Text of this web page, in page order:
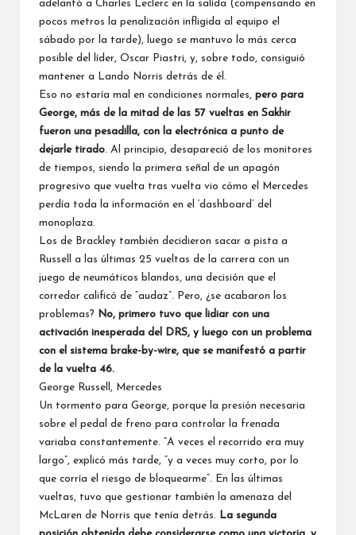
adelantó a Charles Leclerc en la salida (compensando en
pocos metros la penalización infligida al equipo el
sábado por la tarde), luego se mantuvo lo más cerca
posible del líder, Oscar Piastri, y, sobre todo, consiguió
mantener a Lando Norris detrás de él.
Eso no estaría mal en condiciones normales, pero para
George, más de la mitad de las 57 vueltas en Sakhir
fueron una pesadilla, con la electrónica a punto de
dejarle tirado. Al principio, desapareció de los monitores
de tiempos, siendo la primera señal de un apagón
progresivo que vuelta tras vuelta vio cómo el Mercedes
perdía toda la información en el ‘dashboard’ del
monoplaza.
Los de Brackley también decidieron sacar a pista a
Russell a las últimas 25 vueltas de la carrera con un
juego de neumáticos blandos, una decisión que el
corredor calificó de “audaz”. Pero, ¿se acabaron los
problemas?
No, primero tuvo que lidiar con una
activación inesperada del DRS, y luego con un problema
con el sistema brake-by-wire, que se manifestó a partir
de la vuelta 46.
George Russell, Mercedes
Un tormento para George, porque la presión necesaria
sobre el pedal de freno para controlar la frenada
variaba constantemente. “A veces el recorrido era muy
largo”, explicó más tarde, “y a veces muy corto, por lo
que corría el riesgo de bloquearme”. En las últimas
vueltas, tuvo que gestionar también la amenaza del
McLaren de Norris que tenía detrás.
La segunda